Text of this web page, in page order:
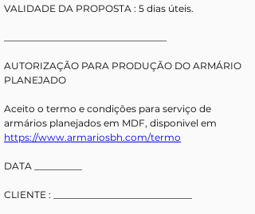
VALIDADE DA PROPOSTA : 5 dias úteis.
AUTORIZAÇÃO PARA PRODUÇÃO DO ARMÁRIO
PLANEJADO
Aceito o termo e condições para serviço de
armários planejados em MDF, disponivel em
https://www.armariosbh.com/termo
DATA __________
CLIENTE : _____________________________